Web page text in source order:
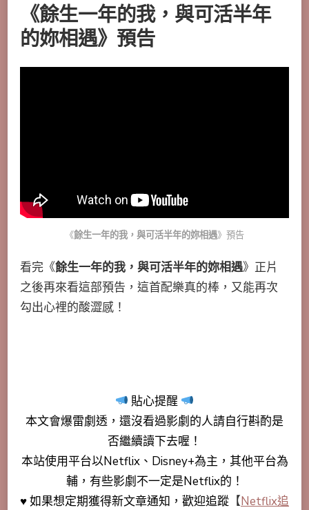
《餘生一年的我，與可活半年
的妳相遇》預告
《餘生一年的我，與可活半年的妳相遇》預告
看完《餘生一年的我，與可活半年的妳相遇》正片
之後再來看這部預告，這首配樂真的棒，又能再次
勾出心裡的酸澀感！
貼心提醒
本文會爆雷劇透 ，還沒看過影劇的人請自行斟酌是
否繼續讀下去喔！
本站使用平台以Netflix、Disney+為主，其他平台為
輔，有些影劇不一定是Netflix的！
♥ 如果想定期獲得新文章通知，歡迎追蹤 【Netflix追